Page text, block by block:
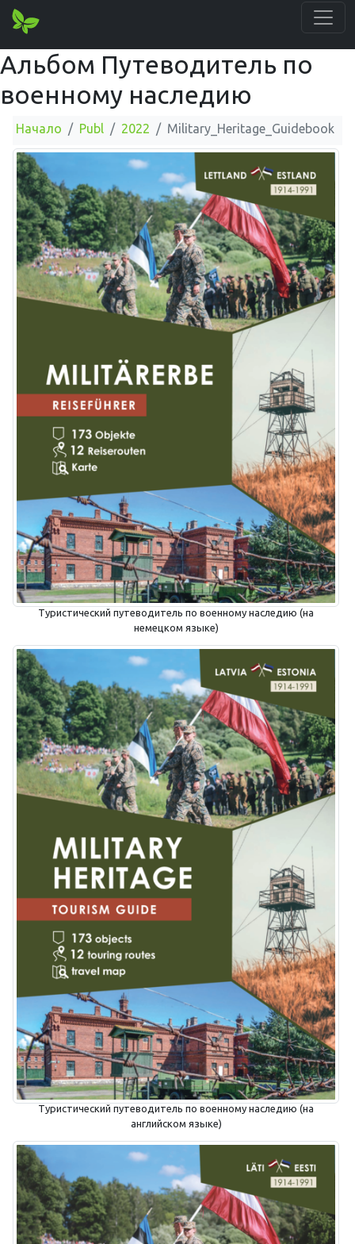
Альбом Путеводитель по
военному наследию
Начало Publ 2022 Military_Heritage_Guidebook
Туристический путеводитель по военному наследию (на
немецком языке)
Туристический путеводитель по военному наследию (на
английском языке)